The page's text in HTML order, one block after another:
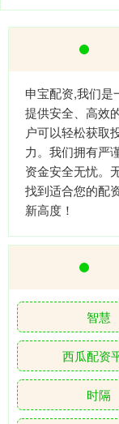
申宝配资,我们是
提供安全、高效
户可以轻松获取
力。我们拥有严
资金安全无忧。
找到适合您的配
新高度！
智慧
西瓜配资
时隔